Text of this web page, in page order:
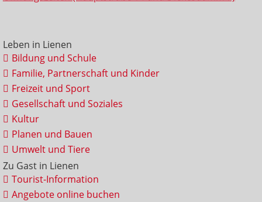
Leben in Lienen
Bildung und Schule
Familie, Partnerschaft und Kinder
Freizeit und Sport
Gesellschaft und Soziales
Kultur
Planen und Bauen
Umwelt und Tiere
Zu Gast in Lienen
Tourist-Information
Angebote online buchen